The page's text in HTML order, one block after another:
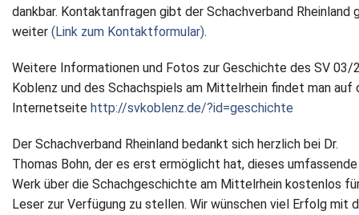
dankbar. Kontaktanfragen gibt der Schachverband Rheinland
weiter (Link zum Kontaktformular).
Weitere Informationen und Fotos zur Geschichte des SV 03/
Koblenz und des Schachspiels am Mittelrhein findet man auf
Internetseite http://svkoblenz.de/?id=geschichte
Der Schachverband Rheinland bedankt sich herzlich bei Dr.
Thomas Bohn, der es erst ermöglicht hat, dieses umfassende
Werk über die Schachgeschichte am Mittelrhein kostenlos
Leser zur Verfügung zu stellen. Wir wünschen viel Erfolg mit